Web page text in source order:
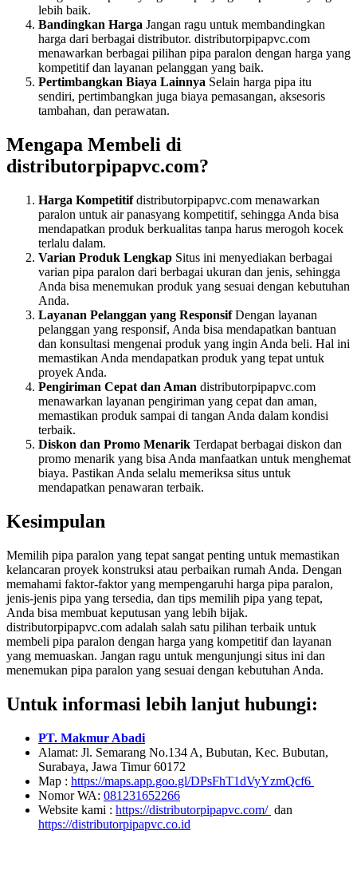
lebih baik.
Bandingkan Harga Jangan ragu untuk membandingkan
harga dari berbagai distributor. distributorpipapvc.com
menawarkan berbagai pilihan pipa paralon dengan harga yang
kompetitif dan layanan pelanggan yang baik.
Pertimbangkan Biaya Lainnya Selain harga pipa itu
sendiri, pertimbangkan juga biaya pemasangan, aksesoris
tambahan, dan perawatan.
Mengapa Membeli di
distributorpipapvc.com?
Harga Kompetitifdistributorpipapvc.com menawarkan
paralon untuk air panasyang kompetitif, sehingga Anda bisa
mendapatkan produk berkualitas tanpa harus merogoh kocek
terlalu dalam.
Varian Produk Lengkap Situs ini menyediakan berbagai
varian pipa paralon dari berbagai ukuran dan jenis, sehingga
Anda bisa menemukan produk yang sesuai dengan kebutuhan
Anda.
Layanan Pelanggan yang ResponsifDengan layanan
pelanggan yang responsif, Anda bisa mendapatkan bantuan
dan konsultasi mengenai produk yang ingin Anda beli. Hal ini
memastikan Anda mendapatkan produk yang tepat untuk
proyek Anda.
Pengiriman Cepat dan Aman distributorpipapvc.com
menawarkan layanan pengiriman yang cepat dan aman,
memastikan produk sampai di tangan Anda dalam kondisi
terbaik.
Diskon dan Promo Menarik Terdapat berbagai diskon dan
promo menarik yang bisa Anda manfaatkan untuk menghemat
biaya. Pastikan Anda selalu memeriksa situs untuk
mendapatkan penawaran terbaik.
Kesimpulan
Memilih pipa paralon yang tepat sangat penting untuk memastikan
kelancaran proyek konstruksi atau perbaikan rumah Anda. Dengan
memahami faktor-faktor yang mempengaruhi harga pipa paralon,
jenis-jenis pipa yang tersedia, dan tips memilih pipa yang tepat,
Anda bisa membuat keputusan yang lebih bijak.
distributorpipapvc.com adalah salah satu pilihan terbaik untuk
membeli pipa paralon dengan harga yang kompetitif dan layanan
yang memuaskan. Jangan ragu untuk mengunjungi situs ini dan
menemukan pipa paralon yang sesuai dengan kebutuhan Anda.
Untuk informasi lebih lanjut hubungi:
PT. Makmur Abadi
Alamat: Jl. Semarang No.134 A, Bubutan, Kec. Bubutan,
Surabaya, Jawa Timur 60172
Map : https://maps.app.goo.gl/DPsFhT1dVyYzmQcf6
Nomor WA: 081231652266
Website kami : https://distributorpipapvc.com/ dan
https://distributorpipapvc.co.id